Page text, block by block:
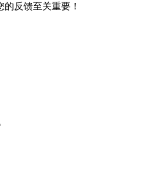
反馈至关重要！